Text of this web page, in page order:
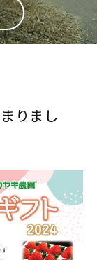
りまし